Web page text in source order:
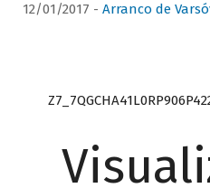
12/01/2017 - Arranco de